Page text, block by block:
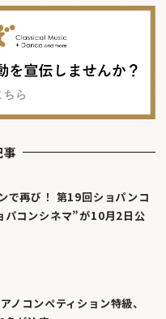
事
で再び！ 第19回ショパンコ
パコンシネマ”が10月2日公
ノコンペティション特級、